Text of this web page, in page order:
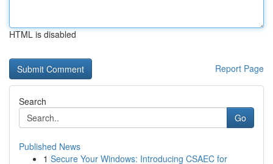
HTML is disabled
Report Page
Search
Go
Published News
1 Secure Your Windows: Introducing CSAEC for